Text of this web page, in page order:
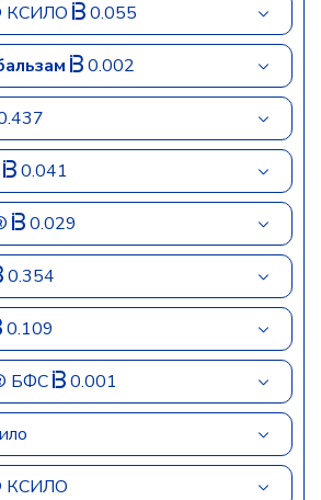
0.055
0.002
0.041
0.029
0.354
0.109
БФС 0.001